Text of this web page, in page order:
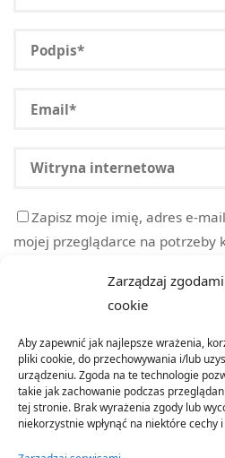
Zarządzaj
cookie
Aby zapewnić jak najlepsze wrażenia,
pliki cookie, do przechowywania i/lub
urządzeniu. Zgoda na te technologie
takie jak zachowanie podczas
tej stronie. Brak wyrażenia zgody lub
niekorzystnie wpłynąć na niektóre cechy
Zapisz moje imię, adres e-
mojej przeglądarce na potrzeby